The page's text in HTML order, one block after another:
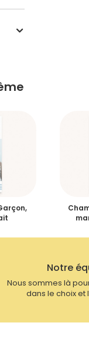
Notre
Nous sommes là
dans le choix